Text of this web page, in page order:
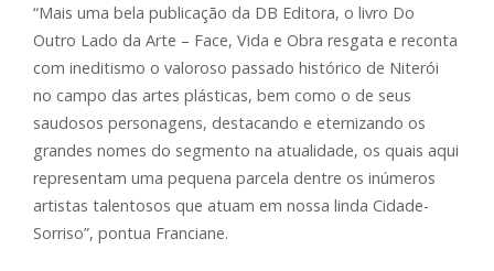
“Mais uma bela publicação da DB Editora, o livro Do
Outro Lado da Arte – Face, Vida e Obra resgata e reconta
com ineditismo o valoroso passado histórico de Niterói
no campo das artes plásticas, bem como o de seus
saudosos personagens, destacando e eternizando os
grandes nomes do segmento na atualidade, os quais aqui
representam uma pequena parcela dentre os inúmeros
artistas talentosos que atuam em nossa linda Cidade-
Sorriso”, pontua Franciane.